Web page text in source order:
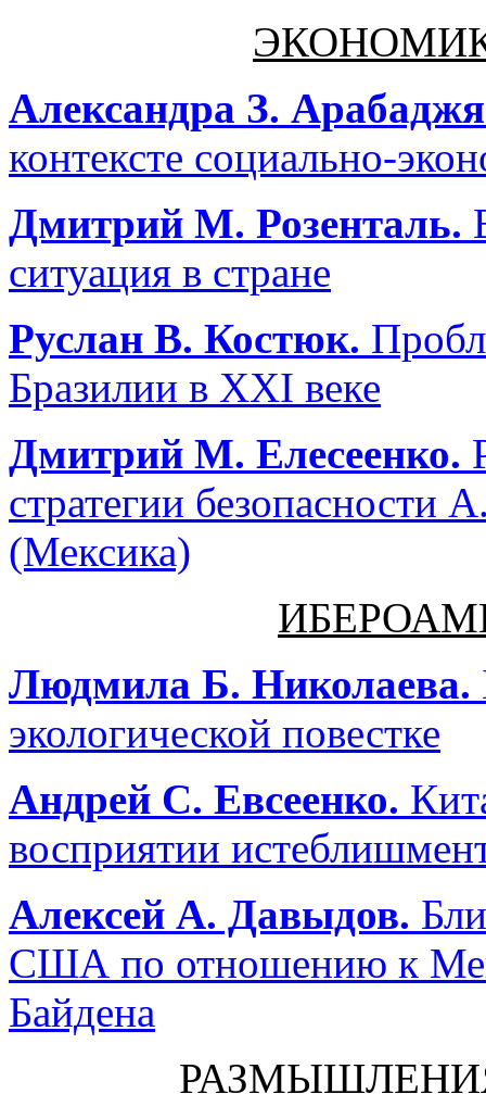
Александра З.
контексте социально-
Дмитрий М. Розенталь.
ситуация в стране
Руслан В. Костюк.
Бразилии в XXI веке
Дмитрий М. Елесеенко.
стратегии
(Мексика)
Людмила Б. Николаева.
экологической повестке
Андрей С. Евсеенко.
восприятии
Алексей А. Давыдов.
США по отношению к
Байдена